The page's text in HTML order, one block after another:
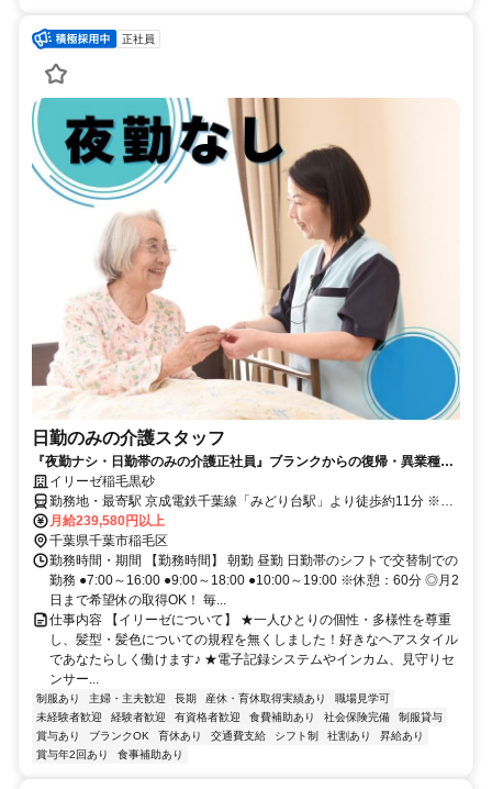
正社員
日勤のみの介護スタッフ
『夜勤ナシ・日勤帯のみの介護正社員』ブランクからの復帰・異業種か
らの転職も大歓迎です！
イリーゼ稲毛黒砂
勤務地・最寄駅 京成電鉄千葉線「みどり台駅」より徒歩約11分 ※車
通勤OK
月給239,580円以上
千葉県千葉市稲毛区
勤務時間・期間 【勤務時間】 朝勤 昼勤 日勤帯のシフトで交替制での
勤務 ●7:00～16:00 ●9:00～18:00 ●10:00～19:00 ※休憩：60分 ◎月2
日まで希望休の取得OK！ 毎...
仕事内容 【イリーゼについて】 ★一人ひとりの個性・多様性を尊重
し、髪型・髪色についての規程を無くしました！好きなヘアスタイル
であなたらしく働けます♪ ★電子記録システムやインカム、見守りセ
ンサー...
制服あり 主婦・主夫歓迎 長期 産休・育休取得実績あり
職場見学可
未経験者歓迎
経験者歓迎 有資格者歓迎 食費補助あり 社会保険完備
制服貸与
賞与あり
ブランクOK 育休あり 交通費支給 シフト制 社割あり
昇給あり
賞与年2回あり
食事補助あり